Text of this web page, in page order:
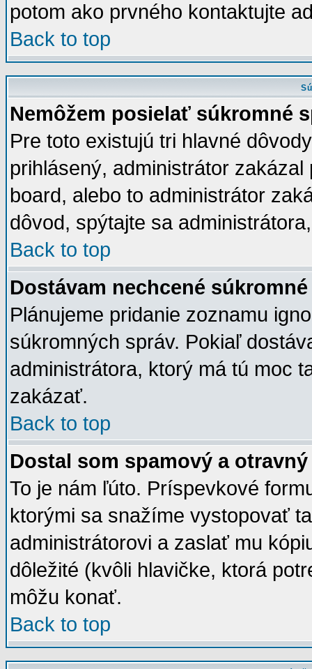
potom ako prvného kontaktujte
Back to top
Nemôžem posielať súkromné
Pre toto existujú tri hlavné
prihlásený, administrátor
board, alebo to administrátor
dôvod, spýtajte sa
Back to top
Dostávam nechcené
Plánujeme pridanie zoznamu
súkromných správ. Pokiaľ
administrátora, ktorý má tú moc
zakázať.
Back to top
Dostal som spamový a
To je nám ľúto. Príspevkové
ktorými sa snažíme vystopovať
administrátorovi a zaslať mu
dôležité (kvôli hlavičke, ktorá
môžu konať.
Back to top